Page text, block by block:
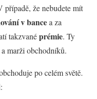
případě, že nebudete mít
v bancea za
takzvanéprémie. Ty
marži obchodníků.
po celém světě.